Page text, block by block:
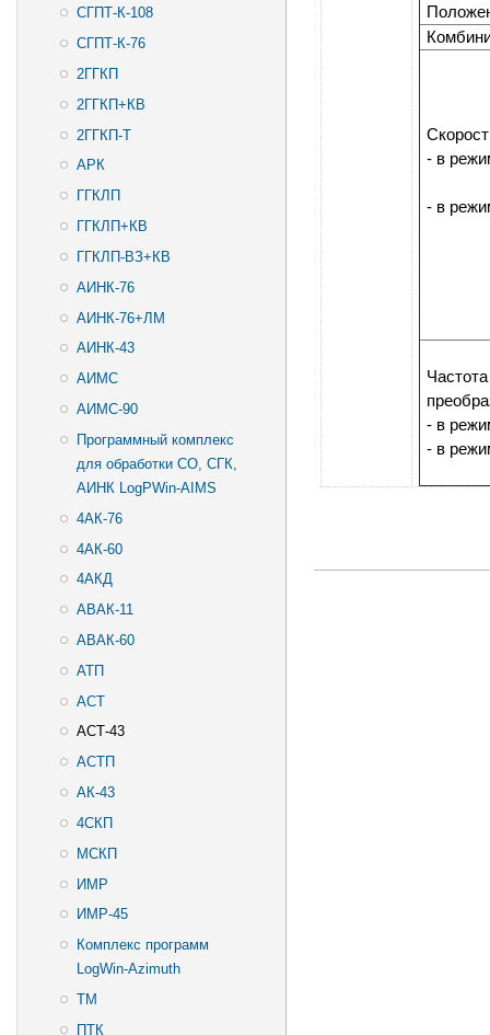
СГПТ-К-108
СГПТ-К-76
2ГГКП
2ГГКП+КВ
2ГГКП-T
АРК
ГГКЛП
ГГКЛП+КВ
ГГКЛП-ВЗ+КВ
АИНК-76
АИНК-76+ЛМ
АИНК-43
АИМС
АИМС-90
Программный комплекс
для обработки СО, СГК,
АИНК LogPWin-AIMS
4АК-76
4АК-60
4АКД
АВАК-11
АВАК-60
АТП
АСТ
АСТ-43
АСТП
АК-43
4СКП
МСКП
ИМР
ИМР-45
Комплекс программ
LogWin-Azimuth
ТМ
ПТК
- в
- в
- в
- в